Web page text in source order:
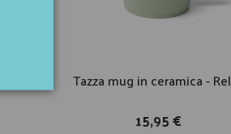
Tazza mug in ceramica -
15,95 €